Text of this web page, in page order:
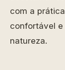
com a
confortável e
natureza.